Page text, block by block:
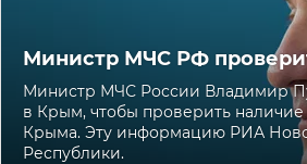
Министр МЧС РФ
Министр МЧС России Владимир
в Крым, чтобы проверить наличие
Крыма. Эту информацию РИА
Республики.